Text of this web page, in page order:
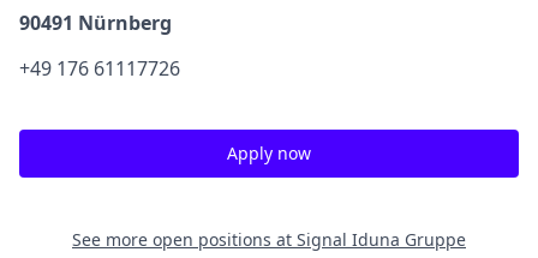
90491 Nürnberg
+49 176 61117726
Apply now
See more open positions at Signal Iduna Gruppe